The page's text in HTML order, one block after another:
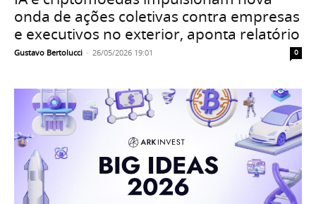
onda de ações coletivas contra empresas
e executivos no exterior, aponta relatório
Gustavo Bertolucci - 26/05/2026 19:01 0